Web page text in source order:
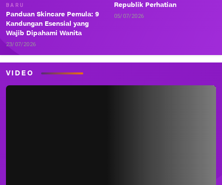
BARU
Panduan Skincare Pemula: 9
Kandungan Esensial yang
Wajib Dipahami Wanita
23/07/2026
Republik Perhatian
05/07/2026
VIDEO